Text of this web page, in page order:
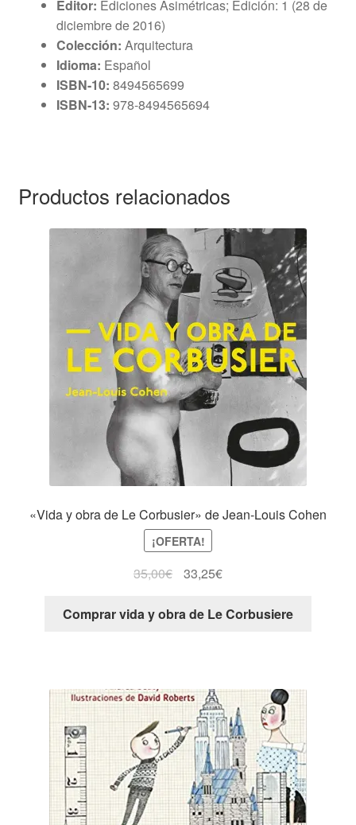
Editor: Ediciones Asimétricas; Edición: 1 (28 de
diciembre de 2016)
Colección: Arquitectura
Idioma: Español
ISBN-10: 8494565699
ISBN-13: 978-8494565694
Productos relacionados
«Vida y obra de Le Corbusier» de Jean-Louis Cohen
¡OFERTA!
35,00€ 33,25€
Comprar vida y obra de Le Corbusiere